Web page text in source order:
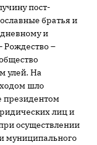
пост-
братья и
и
–
улей. На
шло
президентом
лиц и
осуществлении
муниципального